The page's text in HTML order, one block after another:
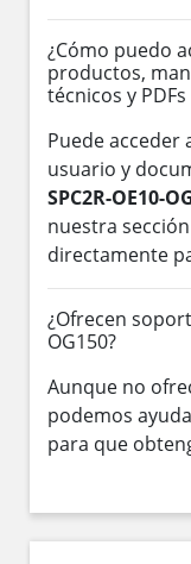
¿Cómo puedo
productos,
técnicos y PDFs
Puede acceder
usuario y
SPC2R-OE10-
nuestra
directamente
¿Ofrecen
OG150?
Aunque no
podemos
para que